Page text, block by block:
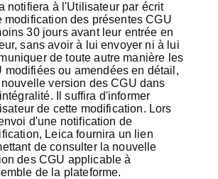
notifiera à l'Utilisateur par écrit
modification des présentes CGU
30 jours avant leur entrée en
sans avoir à lui envoyer ni à lui
de toute autre manière les
modifiées ou amendées en détail,
version des CGU dans
Il suffira d'informer
de cette modification. Lors
d'une notification de
Leica fournira un lien
de consulter la nouvelle
des CGU applicable à
de la plateforme.